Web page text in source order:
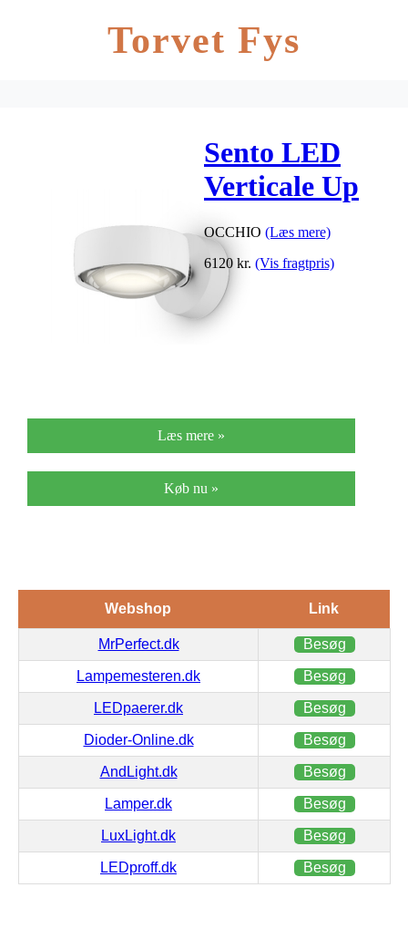
Torvet Fys
Sento LED
Verticale Up
E20 w/fixed
ring, sento D
mat hvid
OCCHIO (Læs mere)
6120 kr. (Vis fragtpris)
Læs mere »
Køb nu »
Webshop Link
MrPerfect.dk Besøg
Lampemesteren.dk Besøg
LEDpaerer.dk Besøg
Dioder-Online.dk Besøg
AndLight.dk Besøg
Lamper.dk Besøg
LuxLight.dk Besøg
LEDproff.dk Besøg